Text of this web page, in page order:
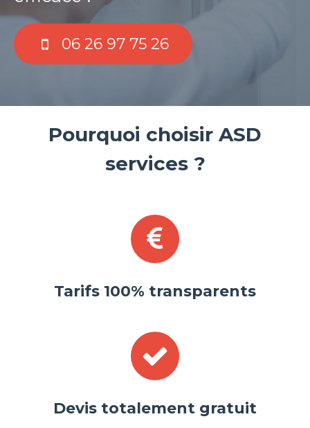
06 26 97 75 26
Pourquoi choisir ASD
services ?
Tarifs 100% transparents
Devis totalement gratuit